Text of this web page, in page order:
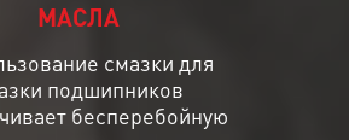
МАСЛА
смазки для
подшипников
бесперебойную